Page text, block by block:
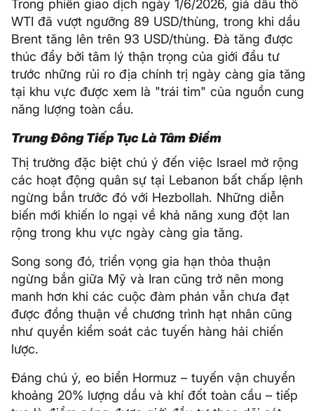
Trong phiên giao dịch ngày 1/6/2026, giá dầu thô
WTI đã vượt ngưỡng 89 USD/thùng, trong khi dầu
Brent tăng lên trên 93 USD/thùng. Đà tăng được
thúc đẩy bởi tâm lý thận trọng của giới đầu tư
trước những rủi ro địa chính trị ngày càng gia tăng
tại khu vực được xem là "trái tim" của nguồn cung
năng lượng toàn cầu.
Trung Đông Tiếp Tục Là Tâm Điểm
Thị trường đặc biệt chú ý đến việc Israel mở rộng
các hoạt động quân sự tại Lebanon bất chấp lệnh
ngừng bắn trước đó với Hezbollah. Những diễn
biến mới khiến lo ngại về khả năng xung đột lan
rộng trong khu vực ngày càng gia tăng.
Song song đó, triển vọng gia hạn thỏa thuận
ngừng bắn giữa Mỹ và Iran cũng trở nên mong
manh hơn khi các cuộc đàm phán vẫn chưa đạt
được đồng thuận về chương trình hạt nhân cũng
như quyền kiểm soát các tuyến hàng hải chiến
lược.
Đáng chú ý, eo biển Hormuz – tuyến vận chuyển
khoảng 20% lượng dầu và khí đốt toàn cầu – tiếp